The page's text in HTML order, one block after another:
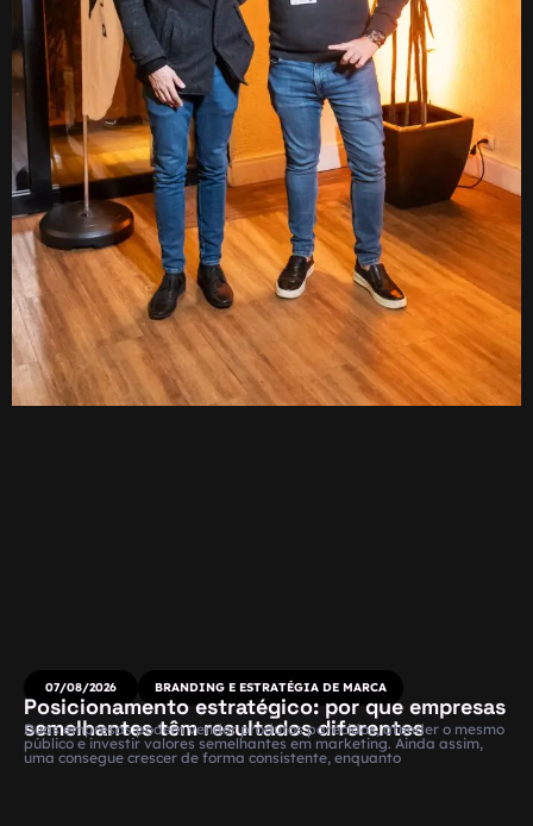
07/08/2026 BRANDING E ESTRATÉGIA DE MARCA
Posicionamento estratégico: por que empresas
semelhantes têm resultados diferentes
Duas empresas podem vender produtos parecidos, atender o mesmo
público e investir valores semelhantes em marketing. Ainda assim,
uma consegue crescer de forma consistente, enquanto